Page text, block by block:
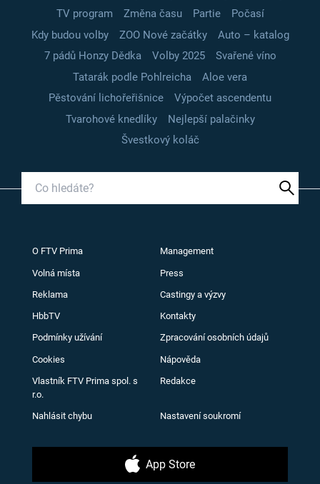
TV program
Změna času Partie
Počasí
Kdy budou volby
ZOO Nové začátky
Auto – katalog
7 pádů Honzy Dědka
Volby 2025
Svařené víno
Tatarák podle Pohlreicha
Aloe vera
Pěstování lichořeřišnice
Výpočet ascendentu
Tvarohové knedlíky
Nejlepší palačinky
Švestkový koláč
O FTV Prima Management
Volná místa Press
Reklama Castingy a výzvy
HbbTV Kontakty
Podmínky užívání Zpracování osobních údajů
Cookies Nápověda
Vlastník FTV Prima spol. s
r.o.
Redakce
Nahlásit chybu Nastavení soukromí
App Store